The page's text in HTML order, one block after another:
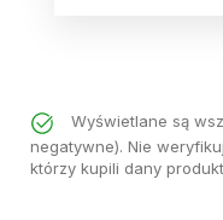
Wyświetlane są
negatywne). Nie
którzy kupili dany